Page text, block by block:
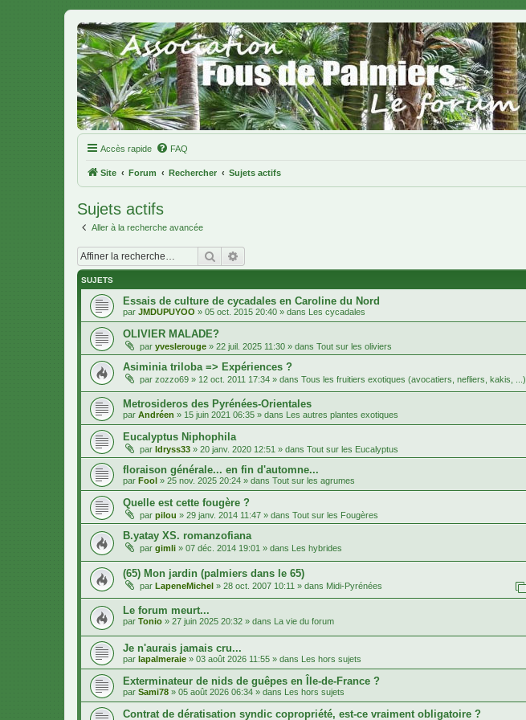
Accès rapide FAQ
Site Forum Rechercher Sujets actifs
Sujets actifs
Aller à la recherche avancée
Rechercher
SUJETS
Essais de culture de cycadales en Caroline du Nord
par JMDUPUYOO » 05 oct. 2015 20:40 » dans Les cycadales
OLIVIER MALADE?
par yveslerouge » 22 juil. 2025 11:30 » dans Tout sur les oliviers
Asiminia triloba => Expériences ?
par zozzo69 » 12 oct. 2011 17:34 » dans Tous les fruitiers exotiques (avocatiers, nefliers, kakis, ...)
Metrosideros des Pyrénées-Orientales
par Andréen » 15 juin 2021 06:35 » dans Les autres plantes exotiques
Eucalyptus Niphophila
par Idryss33 » 20 janv. 2020 12:51 » dans Tout sur les Eucalyptus
floraison générale... en fin d'automne...
par Fool » 25 nov. 2025 20:24 » dans Tout sur les agrumes
Quelle est cette fougère ?
par pilou » 29 janv. 2014 11:47 » dans Tout sur les Fougères
B.yatay XS. romanzofiana
par gimli » 07 déc. 2014 19:01 » dans Les hybrides
(65) Mon jardin (palmiers dans le 65)
par LapeneMichel » 28 oct. 2007 10:11 » dans Midi-Pyrénées
Le forum meurt...
par Tonio » 27 juin 2025 20:32 » dans La vie du forum
Je n'aurais jamais cru...
par lapalmeraie » 03 août 2026 11:55 » dans Les hors sujets
Exterminateur de nids de guêpes en Île-de-France ?
par Sami78 » 05 août 2026 06:34 » dans Les hors sujets
Contrat de dératisation syndic copropriété, est-ce vraiment obligatoire ?